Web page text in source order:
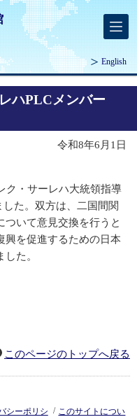
English
ハPLCメンバー
令和8年6月1日
ク・サーレハ大統領指導
た。双方は、二国間関
いて意見交換を行うと
興を促進するための日本
た。
このページのトップへ戻る
シーポリシ
/ このサイトについ